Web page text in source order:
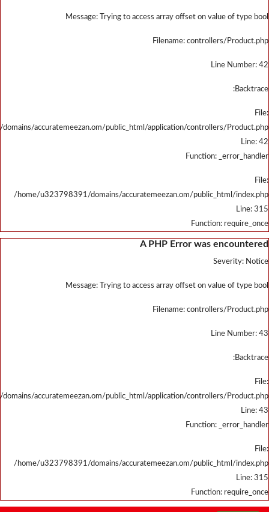
/home/u323798391/domains/
/
/home/u323798391/domains/
/